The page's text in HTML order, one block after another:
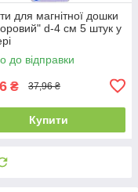
для магнітної дошки
d-4 см 5 штук у
до відправки
₴ 37,96 ₴
Купити